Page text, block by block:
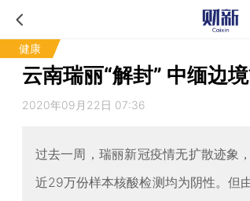
健康
云南瑞丽“解封” 中缅边
2020年09月22日 07:36
过去一周，瑞丽新冠疫情无扩散迹象
近29万份样本核酸检测均为阴性。但